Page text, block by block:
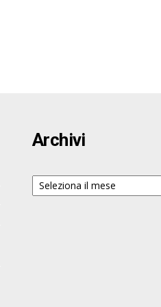
Archivi
Archivi